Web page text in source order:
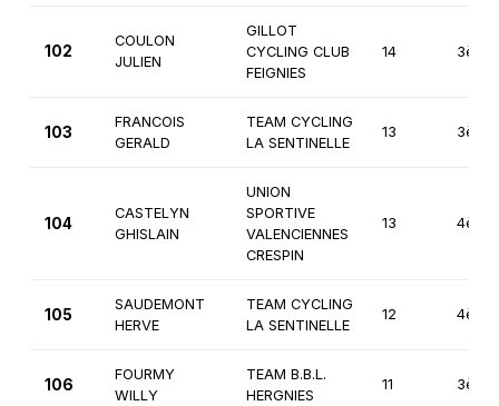
102
COULON
JULIEN
GILLOT
CYCLING CLUB
FEIGNIES
14 3ème
103
FRANCOIS
GERALD
TEAM CYCLING
LA SENTINELLE
13 3ème
104
CASTELYN
GHISLAIN
UNION
SPORTIVE
VALENCIENNES
CRESPIN
13 4ème
105
SAUDEMONT
HERVE
TEAM CYCLING
LA SENTINELLE
12 4ème
106
FOURMY
WILLY
TEAM B.B.L.
HERGNIES
11 3ème